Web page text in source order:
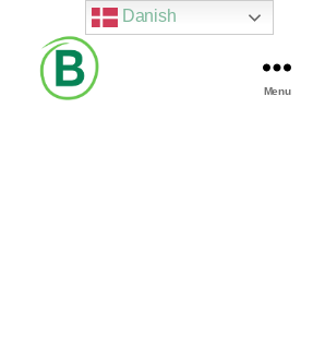
Menu
Danish